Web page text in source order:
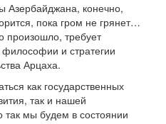
Азербайджана, конечно,
пока гром не грянет…
произошло, требует
и стратегии
Арцаха.
как государственных
так и нашей
так мы будем в состоянии